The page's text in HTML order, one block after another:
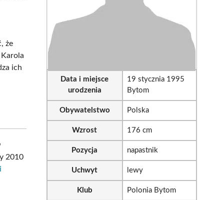
że
ich
2010
Data i miejsce
urodzenia
19 stycznia 1995
Bytom
Obywatelstwo Polska
Wzrost 176 cm
Pozycja napastnik
Uchwyt lewy
Klub Polonia Bytom